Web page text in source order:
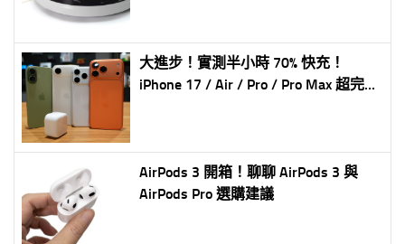
大進步！實測半小時 70% 快充！
iPhone 17 / Air / Pro / Pro Max 超完整
AirPods 3 開箱！聊聊 AirPods 3 與
AirPods Pro 選購建議